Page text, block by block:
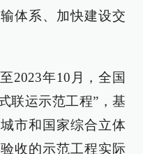
体系、加快建设交
2023年10月，全国
联运示范工程”，基
市和国家综合立体
收的示范工程实际